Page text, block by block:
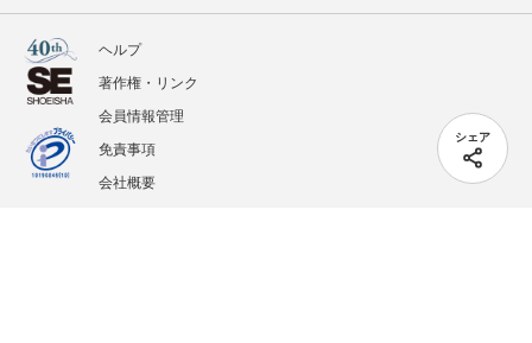
シェア
ヘルプ
著作権・リンク
会員情報管理
免責事項
会社概要